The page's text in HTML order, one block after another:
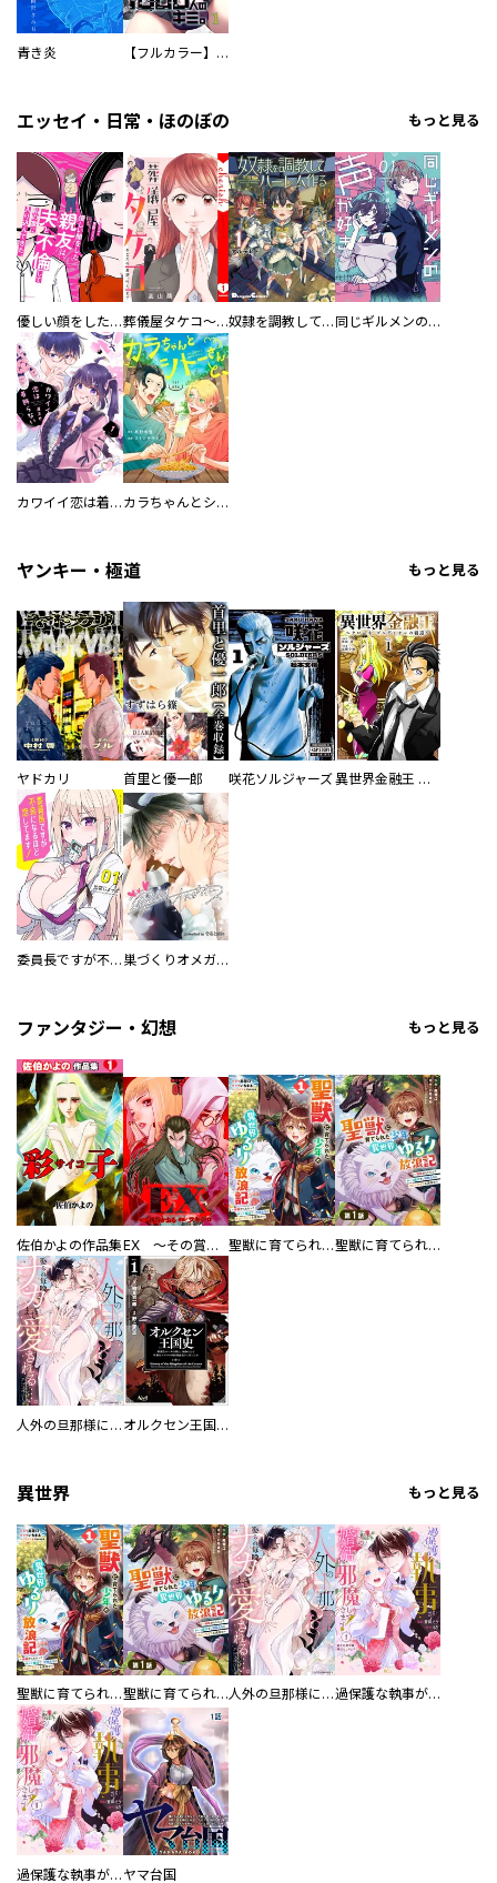
青き炎 【フルカラー】さよなら、私の大好きな１０００人のキミ。
エッセイ・日常・ほのぼの もっと見る
優しい顔をした親友は、夫と不倫して私の家に入り込んできた。 葬儀屋タケコ～あなたの最期、叶えます【電子単行本版】 奴隷を調教してハーレム作る 同じギルメンの声が好き
カワイイ恋は着飾らない カラちゃんとシトーさんと、 【分冊版】
ヤンキー・極道 もっと見る
ヤドカリ 首里と優一郎 咲花ソルジャーズ 異世界金融王 ～クローネ・ゴルディオンの覇道～
委員長ですが不良になるほど恋してます！ 巣づくりオメガバース
ファンタジー・幻想 もっと見る
佐伯かよの作品集 EX ～その賞金稼ぎは、世界の出口を探す～【単行本版】 聖獣に育てられた少年の異世界ゆるり放浪記～神様からもらったチート魔法で、仲間たちとスローライフを満喫中～ 聖獣に育てられた少年の異世界ゆるり放浪記～神様からもらったチート魔法で、仲間たちとスローライフを満喫中～【分冊版】
人外の旦那様に娶られ毎晩ナカまで愛される…。アンソロジー オルクセン王国史
異世界 もっと見る
聖獣に育てられた少年の異世界ゆるり放浪記～神様からもらったチート魔法で、仲間たちとスローライフを満喫中～ 聖獣に育てられた少年の異世界ゆるり放浪記～神様からもらったチート魔法で、仲間たちとスローライフを満喫中～【分冊版】 人外の旦那様に娶られ毎晩ナカまで愛される…。アンソロジー 過保護な執事が私の婚活を邪魔してきます！ 分冊版
過保護な執事が私の婚活を邪魔してきます！ ヤマ台国